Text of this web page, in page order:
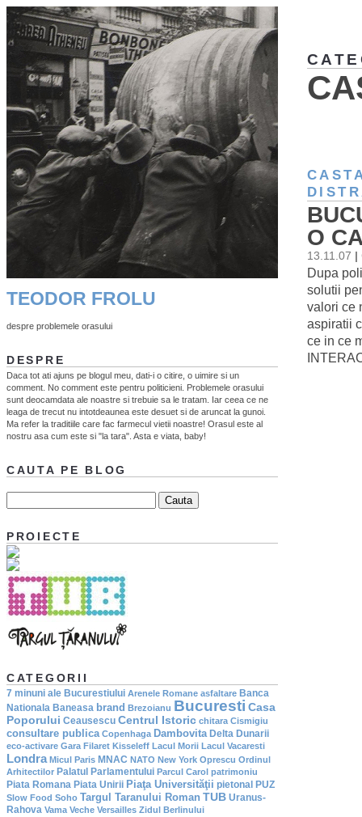
O
13.11.07
Dupa
solutii
valori ce
aspiratii
ce in ce
TEODOR FROLU
despre problemele orasului
DESPRE
Daca tot ati ajuns pe blogul meu, dati-i o citire, o uimire si un
comment. No comment este pentru politicieni. Problemele orasului
sunt deocamdata ale noastre si trebuie sa le tratam. Iar ceea ce ne
leaga de trecut nu intotdeaunea este desuet si de aruncat la gunoi.
Ma refer la traditiile care fac farmecul vietii noastre! Orasul este al
nostru asa cum este si "la tara". Asta e viata, baby!
CAUTA PE BLOG
PROIECTE
CATEGORII
7 minuni ale Bucurestiului Arenele Romane asfaltare Banca
Nationala Baneasa brand Brezoianu Bucuresti Casa
Poporului Ceausescu Centrul Istoric chitara Cismigiu
consultare publica Copenhaga Dambovita Delta Dunarii
eco-activare Gara Filaret Kisseleff Lacul Morii Lacul Vacaresti
Londra Micul Paris MNAC NATO New York Oprescu Ordinul
Arhitectilor Palatul Parlamentului Parcul Carol patrimoniu
Piata Romana Piata Unirii Piaţa Universităţii pietonal PUZ
Slow Food Soho Targul Taranului Roman TUB Uranus-
Rahova Vama Veche Versailles Zidul Berlinului